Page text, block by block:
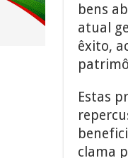
bens
atual
êxito,
Estas
clama